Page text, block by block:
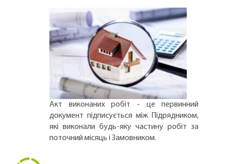
Акт виконаних робіт - це первинний
документ підписується між Підрядником,
які виконали будь-яку частину робіт за
поточний місяць і Замовником.